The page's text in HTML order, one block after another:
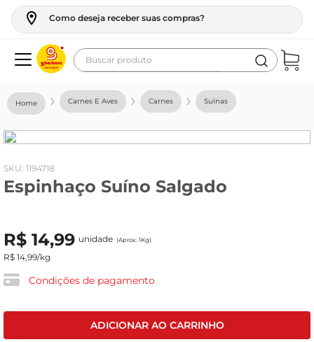
Como deseja receber suas compras?
Buscar produto
Carnes E Aves Carnes Suínas
: 1194718
Espinhaço Suíno Salgado
R$ 14,99 unidade (Aprox. 1Kg)
R$ 14,99/kg
Condições de pagamento
ADICIONAR AO CARRINHO
geladeira
fogao
café
frango
leite
vinho
leite pó